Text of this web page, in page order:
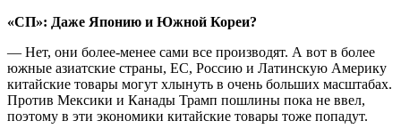
«СП»: Даже Японию и Южной Кореи?
— Нет, они более-менее сами все производят. А вот в более
южные азиатские страны, ЕС, Россию и Латинскую Америку
китайские товары могут хлынуть в очень больших масштабах.
Против Мексики и Канады Трамп пошлины пока не ввел,
поэтому в эти экономики китайские товары тоже попадут.